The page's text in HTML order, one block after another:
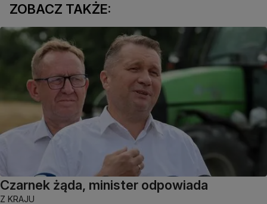
ZOBACZ TAKŻE:
Czarnek żąda, minister odpowiada
Z KRAJU